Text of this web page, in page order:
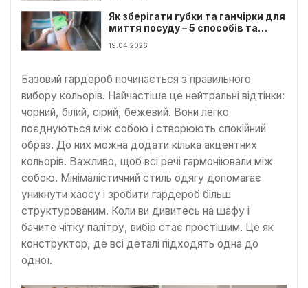
Як зберігати губки та ганчірки для
миття посуду – 5 способів та
хитрості організації
19.04.2026
Базовий гардероб починається з правильного
вибору кольорів. Найчастіше це нейтральні відтінки:
чорний, білий, сірий, бежевий. Вони легко
поєднуються між собою і створюють спокійний
образ. До них можна додати кілька акцентних
кольорів. Важливо, щоб всі речі гармоніювали між
собою. Мінімалістичний стиль одягу допомагає
уникнути хаосу і зробити гардероб більш
структурованим. Коли ви дивитесь на шафу і
бачите чітку палітру, вибір стає простішим. Це як
конструктор, де всі деталі підходять одна до
одної.